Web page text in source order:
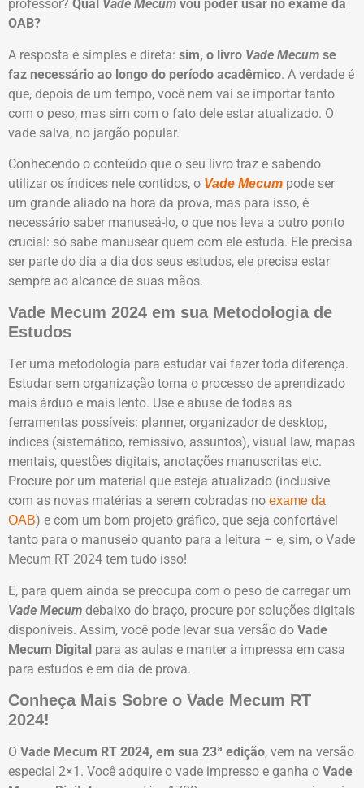
professor? Qual Vade Mecum vou poder usar no exame da
OAB?
A resposta é simples e direta: sim, o livro Vade Mecum se
faz necessário ao longo do período acadêmico. A verdade é
que, depois de um tempo, você nem vai se importar tanto
com o peso, mas sim com o fato dele estar atualizado. O
vade salva, no jargão popular.
Conhecendo o conteúdo que o seu livro traz e sabendo
utilizar os índices nele contidos, o Vade Mecum pode ser
um grande aliado na hora da prova, mas para isso, é
necessário saber manuseá-lo, o que nos leva a outro ponto
crucial: só sabe manusear quem com ele estuda. Ele precisa
ser parte do dia a dia dos seus estudos, ele precisa estar
sempre ao alcance de suas mãos.
Vade Mecum 2024 em sua Metodologia de
Estudos
Ter uma metodologia para estudar vai fazer toda diferença.
Estudar sem organização torna o processo de aprendizado
mais árduo e mais lento. Use e abuse de todas as
ferramentas possíveis: planner, organizador de desktop,
índices (sistemático, remissivo, assuntos), visual law, mapas
mentais, questões digitais, anotações manuscritas etc.
Procure por um material que esteja atualizado (inclusive
com as novas matérias a serem cobradas no exame da
OAB) e com um bom projeto gráfico, que seja confortável
tanto para o manuseio quanto para a leitura – e, sim, o Vade
Mecum RT 2024 tem tudo isso!
E, para quem ainda se preocupa com o peso de carregar um
Vade Mecum debaixo do braço, procure por soluções digitais
disponíveis. Assim, você pode levar sua versão do Vade
Mecum Digital para as aulas e manter a impressa em casa
para estudos e em dia de prova.
Conheça Mais Sobre o Vade Mecum RT
2024!
O Vade Mecum RT 2024, em sua 23ª edição, vem na versão
especial 2×1. Você adquire o vade impresso e ganha o Vade